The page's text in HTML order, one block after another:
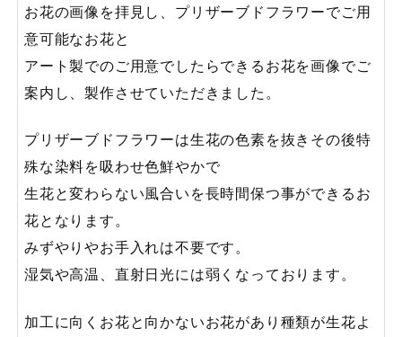
お花の画像を拝見し、プリザーブドフラワーでご用
意可能なお花と
アート製でのご用意でしたらできるお花を画像でご
案内し、製作させていただきました。
プリザーブドフラワーは生花の色素を抜きその後特
殊な染料を吸わせ色鮮やかで
生花と変わらない風合いを長時間保つ事ができるお
花となります。
みずやりやお手入れは不要です。
湿気や高温、直射日光には弱くなっております。
加工に向くお花と向かないお花があり種類が生花よ